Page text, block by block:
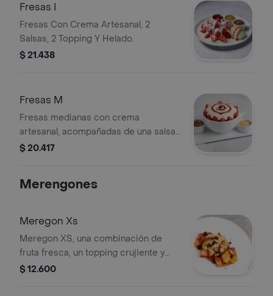
Fresas I
Fresas Con Crema Artesanal, 2
Salsas, 2 Topping Y Helado.
$ 21.438
Fresas M
Fresas medianas con crema
artesanal, acompañadas de una salsa
y dos toppings a elección.
$ 20.417
Merengones
Meregon Xs
Meregon XS, una combinación de
fruta fresca, un topping crujiente y
una salsa deliciosa.
$ 12.600